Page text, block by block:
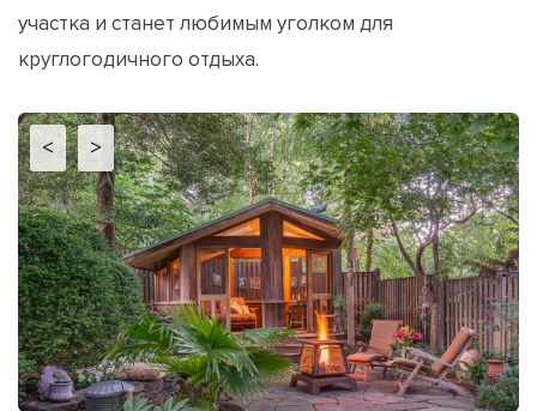
участка и станет любимым уголком для
круглогодичного отдыха.
< >